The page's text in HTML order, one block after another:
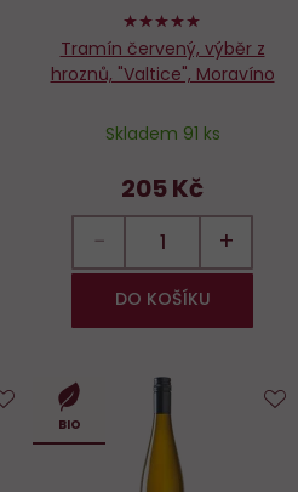
100%
Tramín červený, výběr z
hroznů, "Valtice", Moravíno
Skladem 91 ks
205 Kč
− +
DO KOŠÍKU
BIO